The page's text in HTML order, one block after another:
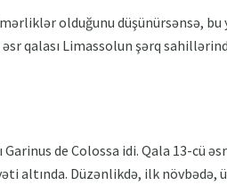
olduğunu düşünürsənsə,
qalası Limassolun şərq
Garinus de Colossa idi. Qala 13-cü
altında. Düzənlikdə, ilk növbədə,